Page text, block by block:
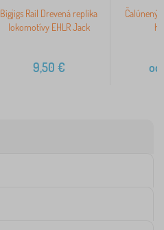
Bigjigs Rail Drevená replika
lokomotívy EHLR Jack
9,50 €
Čalúnený
od